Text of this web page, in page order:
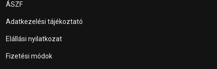
ÁSZF
Adatkezelési tájékoztató
Elállási nyilatkozat
Fizetési módok